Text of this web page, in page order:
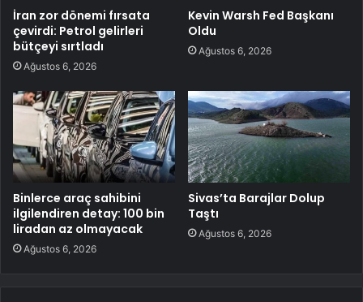
İran zor dönemi fırsata
çevirdi: Petrol gelirleri
bütçeyi sırtladı
Ağustos 6, 2026
Kevin Warsh Fed Başkanı
Oldu
Ağustos 6, 2026
Binlerce araç sahibini
ilgilendiren detay: 100 bin
liradan az olmayacak
Ağustos 6, 2026
Sivas’ta Barajlar Dolup
Taştı
Ağustos 6, 2026